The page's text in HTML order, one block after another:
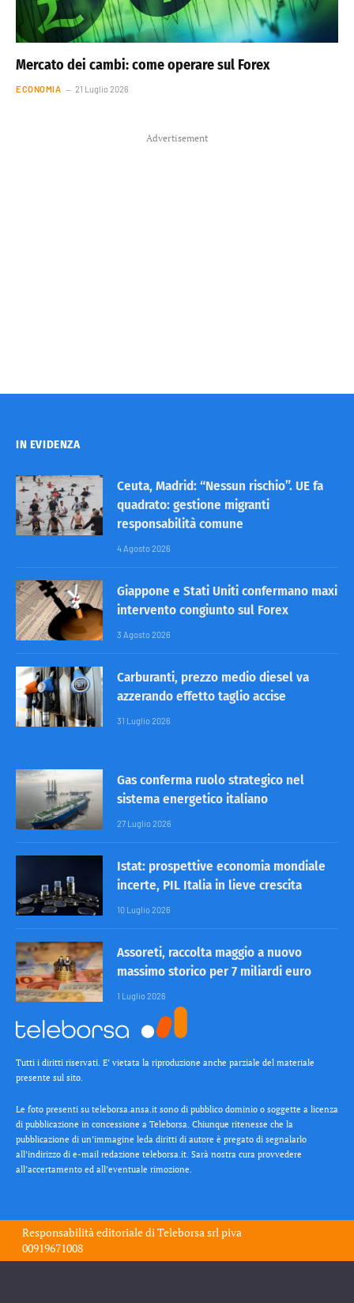
Mercato dei cambi: come operare sul Forex
ECONOMIA 21 Luglio 2026
Advertisement
IN EVIDENZA
Ceuta, Madrid: “Nessun rischio”. UE fa
quadrato: gestione migranti
responsabilità comune
4 Agosto 2026
Giappone e Stati Uniti confermano maxi
intervento congiunto sul Forex
3 Agosto 2026
Carburanti, prezzo medio diesel va
azzerando effetto taglio accise
31 Luglio 2026
Gas conferma ruolo strategico nel
sistema energetico italiano
27 Luglio 2026
Istat: prospettive economia mondiale
incerte, PIL Italia in lieve crescita
10 Luglio 2026
Assoreti, raccolta maggio a nuovo
massimo storico per 7 miliardi euro
1 Luglio 2026
Tutti i diritti riservati. E’ vietata la riproduzione anche parziale del materiale
presente sul sito.
Le foto presenti su teleborsa.ansa.it sono di pubblico dominio o soggette a licenza
di pubblicazione in concessione a Teleborsa. Chiunque ritenesse che la
pubblicazione di un’immagine leda diritti di autore è pregato di segnalarlo
all’indirizzo di e-mail redazione teleborsa.it. Sarà nostra cura provvedere
all’accertamento ed all’eventuale rimozione.
Responsabilità editoriale diTeleborsa srlpiva
00919671008